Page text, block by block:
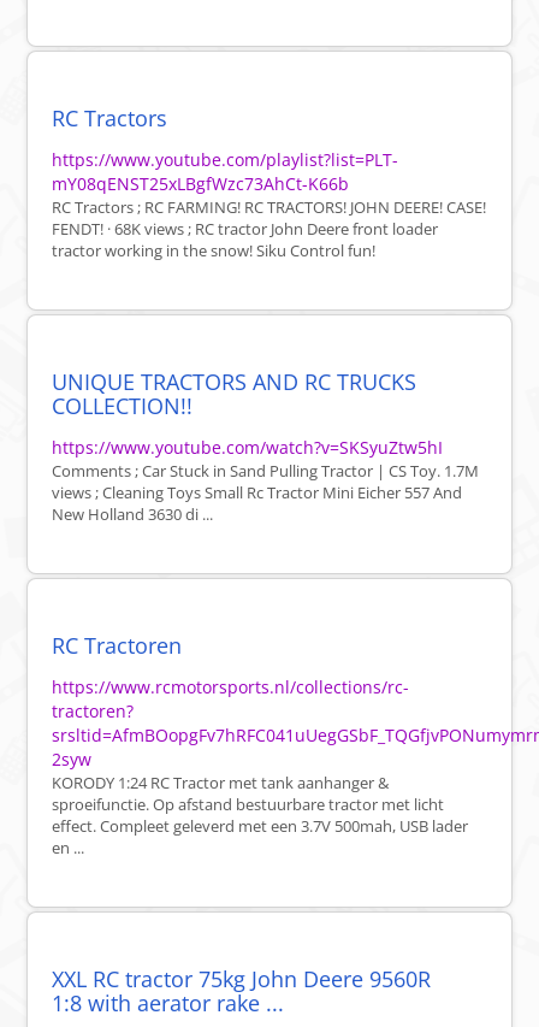
RC Tractors
https://www.youtube.com/playlist?list=PLT-
mY08qENST25xLBgfWzc73AhCt-K66b
RC Tractors ; RC FARMING! RC TRACTORS! JOHN DEERE! CASE!
FENDT! · 68K views ; RC tractor John Deere front loader
tractor working in the snow! Siku Control fun!
UNIQUE TRACTORS AND RC TRUCKS
COLLECTION!!
https://www.youtube.com/watch?v=SKSyuZtw5hI
Comments ; Car Stuck in Sand Pulling Tractor | CS Toy. 1.7M
views ; Cleaning Toys Small Rc Tractor Mini Eicher 557 And
New Holland 3630 di ...
RC Tractoren
https://www.rcmotorsports.nl/collections/rc-
tractoren?
2syw
KORODY 1:24 RC Tractor met tank aanhanger &
sproeifunctie. Op afstand bestuurbare tractor met licht
effect. Compleet geleverd met een 3.7V 500mah, USB lader
en ...
XXL RC tractor 75kg John Deere 9560R
1:8 with aerator rake ...